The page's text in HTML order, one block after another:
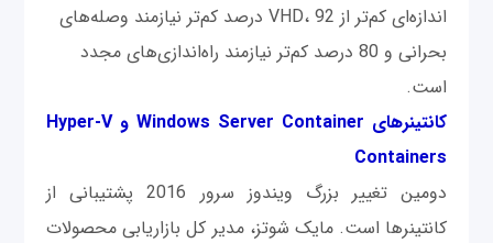
اندازه‌ای کم‌تر از VHD، 92 درصد کم‌تر نیازمند وصله‌های
بحرانی و 80 درصد کم‌تر نیازمند راه‌اندازی‌های مجدد
است.
کانتینرهای Windows Server Container و Hyper-V
Containers
دومین تغییر بزرگ ویندوز سرور 2016 پشتیبانی از
کانتینرها است. مایک شوتز، مدیر کل بازاریابی محصولات